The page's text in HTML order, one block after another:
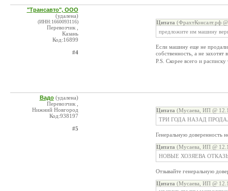
"Трансавто", ООО
(удалена)
(ИНН:1660093116)
Перевозчик ,
Казань
Код:16899
#4
Цитата (ФрахтКонсалт.рф
предложите им машину
Если машину еще не
собственность, а не
P.S. Скорее всего и
Вадо (удалена)
Перевозчик ,
Нижний Новгород
Код:938197
#5
Цитата (Мусаева, ИП @
ТРИ ГОДА НАЗАД
Генеральную доверенность
Цитата (Мусаева, ИП @
НОВЫЕ ХОЗЯЕВА
Отзывайте генеральную
Цитата (Мусаева, ИП @